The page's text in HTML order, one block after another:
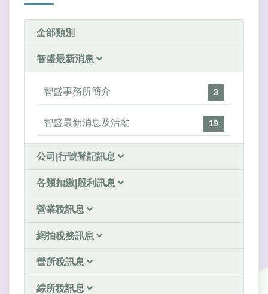
全部類別
智盛最新消息
智盛事務所簡介 3
智盛最新消息及活動 19
公司|行號登記訊息
各類扣繳|股利訊息
營業稅訊息
網拍稅務訊息
營所稅訊息
綜所稅訊息